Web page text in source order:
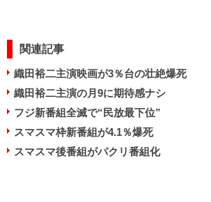
関連記事
織田裕二主演映画が3％台の壮絶爆死
織田裕二主演の月9に期待感ナシ
フジ新番組全滅で“民放最下位”
スマスマ枠新番組が4.1％爆死
スマスマ後番組がパクリ番組化